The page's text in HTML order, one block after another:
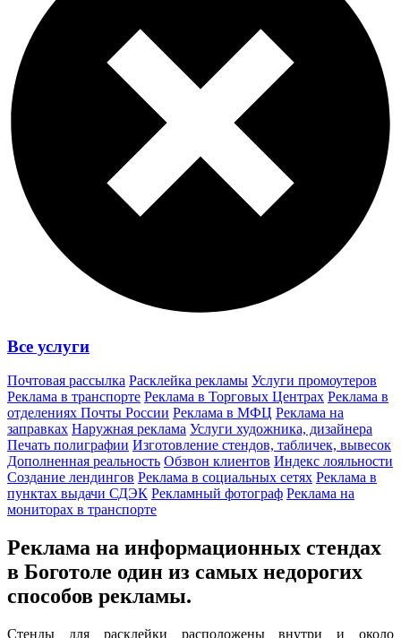
Все услуги
Почтовая рассылка Расклейка рекламы Услуги промоутеров
Реклама в транспорте Реклама в Торговых Центрах Реклама в
отделениях Почты России Реклама в МФЦ Реклама на
заправках Наружная реклама Услуги художника, дизайнера
Печать полиграфии Изготовление стендов, табличек, вывесок
Дополненная реальность Обзвон клиентов Индекс лояльности
Создание лендингов Реклама в социальных сетях Реклама в
пунктах выдачи СДЭК Рекламный фотограф Реклама на
мониторах в транспорте
Реклама на информационных стендах
в Боготоле один из самых недорогих
способов рекламы.
Стенды для расклейки расположены внутри и около